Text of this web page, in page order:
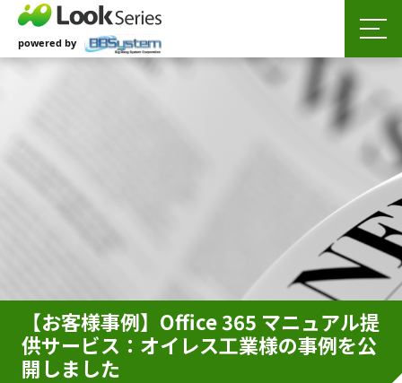
【お客様事例】Office 365 マニュアル提
供サービス：オイレス工業様の事例を公
開しました